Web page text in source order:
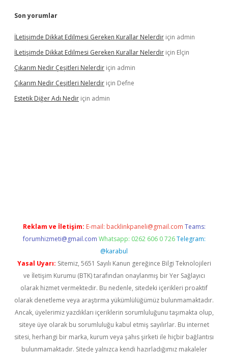
Son yorumlar
İLetişimde Dikkat Edilmesi Gereken Kurallar Nelerdir için admin
İLetişimde Dikkat Edilmesi Gereken Kurallar Nelerdir için Elçin
Çıkarım Nedir Çeşitleri Nelerdir için admin
Çıkarım Nedir Çeşitleri Nelerdir için Defne
Estetik Diğer Adı Nedir için admin
Reklam ve İletişim: E-mail: backlinkpaneli@gmail.com Teams:
forumhizmeti@gmail.com Whatsapp: 0262 606 0 726 Telegram:
@karabul
Yasal Uyarı: Sitemiz, 5651 Sayılı Kanun gereğince Bilgi Teknolojileri
ve İletişim Kurumu (BTK) tarafından onaylanmış bir Yer Sağlayıcı
olarak hizmet vermektedir. Bu nedenle, sitedeki içerikleri proaktif
olarak denetleme veya araştırma yükümlülüğümüz bulunmamaktadır.
Ancak, üyelerimiz yazdıkları içeriklerin sorumluluğunu taşımakta olup,
siteye üye olarak bu sorumluluğu kabul etmiş sayılırlar. Bu internet
sitesi, herhangi bir marka, kurum veya şahıs şirketi ile hiçbir bağlantısı
bulunmamaktadır. Sitede yalnızca kendi hazırladığımız makaleler